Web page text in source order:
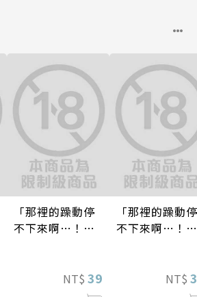
「那裡的躁動停
不下來啊…！」
滿人電車(第12
NT$ 39
「那裡的躁動停
不下來啊…！」
滿人電車(第13
NT$